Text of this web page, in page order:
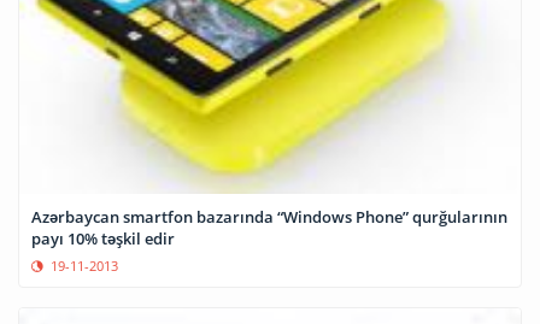
Azərbaycan smartfon bazarında “Windows Phone” qurğularının
payı 10% təşkil edir
19-11-2013